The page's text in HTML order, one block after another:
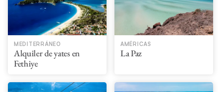
MEDITERRÁNEO
Alquiler de yates en
Fethiye
AMÉRICAS
La Paz